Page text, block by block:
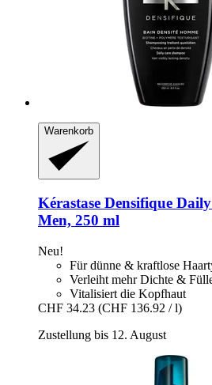
Warenkorb
Kérastase Densifique
Men, 250 ml
Neu!
Für dünne & kraftlose
Verleiht mehr Dichte &
Vitalisiert die Kopfhaut
CHF 34.23 (CHF 136.92 / l)
Zustellung bis 12. August